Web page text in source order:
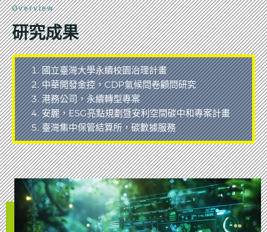
Overview
研究成果
國立臺灣大學永續校園治理計畫
中華開發金控，CDP氣候問卷顧問研究
港務公司，永續轉型專案
安麗，ESG亮點規劃暨安利空間碳中和專案計畫
臺灣集中保管結算所，碳數據服務